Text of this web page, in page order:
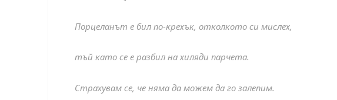
Порцеланът е бил по-крехък, отколкото си мислех,
тъй като се е разбил на хиляди парчета.
Страхувам се, че няма да можем да го залепим.